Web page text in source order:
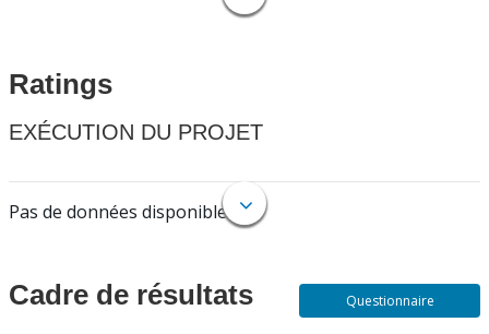
Ratings
EXÉCUTION DU PROJET
Pas de données disponibles.
Cadre de résultats Questionnaire